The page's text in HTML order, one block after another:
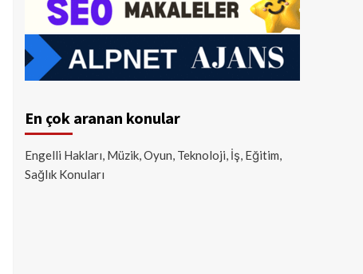
En çok aranan konular
Engelli Hakları, Müzik, Oyun, Teknoloji, İş, Eğitim,
Sağlık Konuları